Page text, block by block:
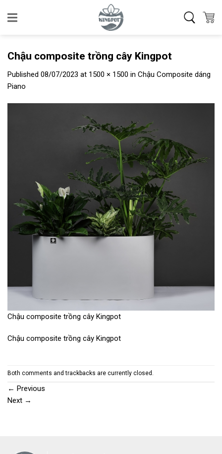
Chậu composite trồng cây Kingpot
Published 08/07/2023 at 1500 × 1500 in Chậu Composite dáng
Piano
Chậu composite trồng cây Kingpot
Chậu composite trồng cây Kingpot
Both comments and trackbacks are currently closed.
← Previous
Next →